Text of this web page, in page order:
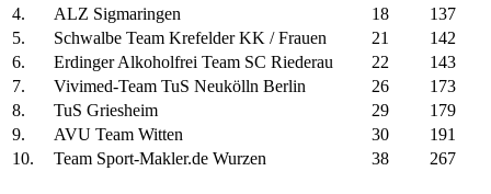
4.
ALZ Sigmaringen 18
137
5.
Schwalbe Team Krefelder KK / Frauen 21
142
6.
Erdinger Alkoholfrei Team SC Riederau 22
143
7.
Vivimed-Team TuS Neukölln Berlin 26
173
8.
TuS Griesheim 29
179
9.
AVU Team Witten 30
191
10.
Team Sport-Makler.de Wurzen 38 267